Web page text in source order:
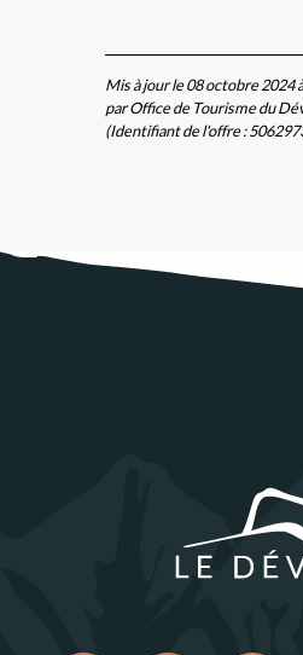
Mis à jour le 08 octobre 2024
par Office de Tourisme du
(Identifiant de l'offre :